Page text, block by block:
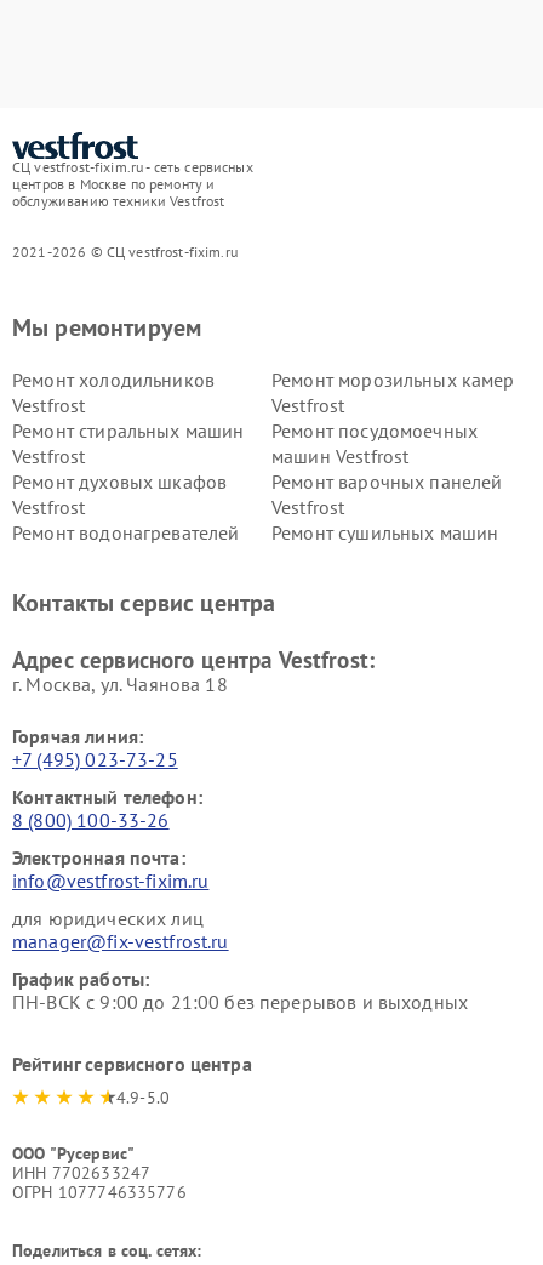
СЦ vestfrost-fixim.ru - сеть сервисных
центров в Москве по ремонту и
обслуживанию техники Vestfrost
2021-2026 © СЦ vestfrost-fixim.ru
Мы ремонтируем
Ремонт холодильников
Vestfrost
Ремонт морозильных камер
Vestfrost
Ремонт стиральных машин
Vestfrost
Ремонт посудомоечных
машин Vestfrost
Ремонт духовых шкафов
Vestfrost
Ремонт варочных панелей
Vestfrost
Ремонт водонагревателей
Ремонт сушильных машин
Vestfrost
Контакты сервис центра
Адрес сервисного центра Vestfrost:
г. Москва, ул. Чаянова 18
Горячая линия:
+7 (495) 023-73-25
Контактный телефон:
8 (800) 100-33-26
Электронная почта:
info@vestfrost-fixim.ru
для юридических лиц
manager@fix-vestfrost.ru
График работы:
ПН-ВСК с 9:00 до 21:00 без перерывов и выходных
Рейтинг сервисного центра
4.9-5.0
ООО "Русервис"
ИНН 7702633247
ОГРН 1077746335776
Поделиться в соц. сетях: